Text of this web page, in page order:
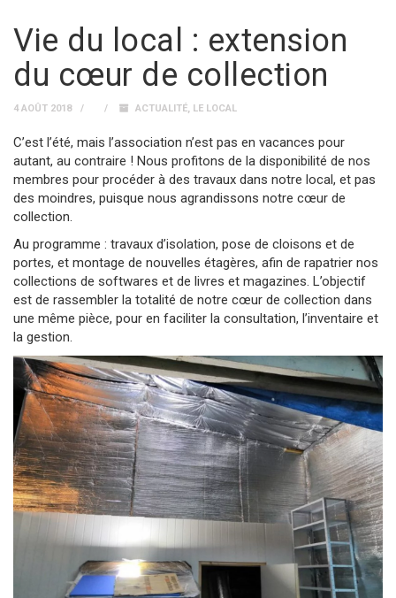
Vie du local : extension
du cœur de collection
4 AOÛT 2018 ACTUALITÉ, LE LOCAL
C’est l’été, mais l’association n’est pas en vacances pour
autant, au contraire ! Nous profitons de la disponibilité de nos
membres pour procéder à des travaux dans notre local, et pas
des moindres, puisque nous agrandissons notre cœur de
collection.
Au programme : travaux d’isolation, pose de cloisons et de
portes, et montage de nouvelles étagères, afin de rapatrier nos
collections de softwares et de livres et magazines. L’objectif
est de rassembler la totalité de notre cœur de collection dans
une même pièce, pour en faciliter la consultation, l’inventaire et
la gestion.